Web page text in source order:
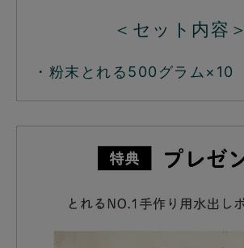
＜セット内容＞
・粉末とれる500グラム×10